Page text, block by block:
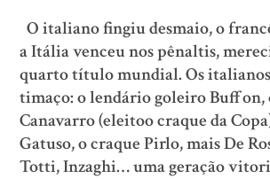
O italiano fingiu desmaio, o
a Itália venceu nos pênaltis,
quarto título mundial. Os
timaço: o lendário goleiro Buffon,
Canavarro (eleitoo craque da
Gatuso, o craque Pirlo, mais De
Totti, Inzaghi… uma geração